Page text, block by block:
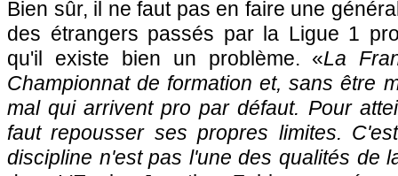
Bien sûr, il ne faut pas en faire une
des étrangers passés par la Ligue 1
qu'il existe bien un problème. «La
Championnat de formation et, sans être
mal qui arrivent pro par défaut. Pour
faut repousser ses propres limites.
discipline n'est pas l'une des qualités de